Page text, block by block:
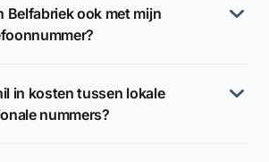
Belfabriek ook met mijn
in kosten tussen lokale
nummers?